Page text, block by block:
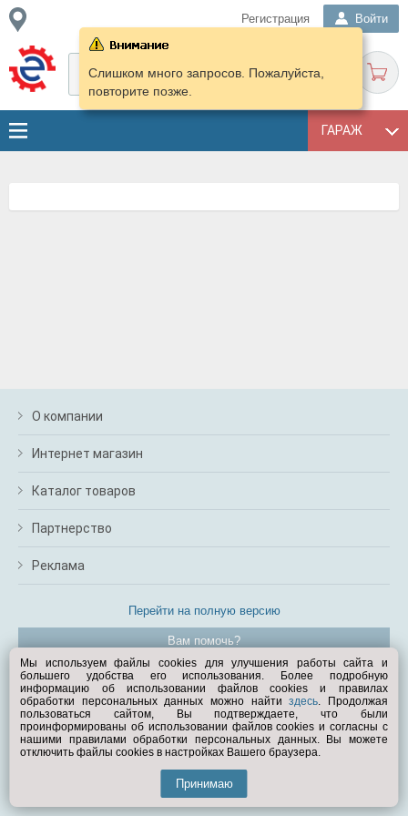
Регистрация Войти
ГАРАЖ
Слишком много запросов. Пожалуйста,
повторите позже.
О компании
Интернет магазин
Каталог товаров
Партнерство
Реклама
Перейти на полную версию
Вам помочь?
© Exist.ru 1998—2026
Мы используем файлы cookies для улучшения работы сайта и
большего удобства его использования. Более подробную
информацию об использовании файлов cookies и правилах
обработки персональных данных можно найтиздесь. Продолжая
пользоваться сайтом, Вы подтверждаете, что были
проинформированы об использовании файлов cookies и согласны с
нашими правилами обработки персональных данных. Вы можете
отключить файлы cookies в настройках Вашего браузера.
Принимаю